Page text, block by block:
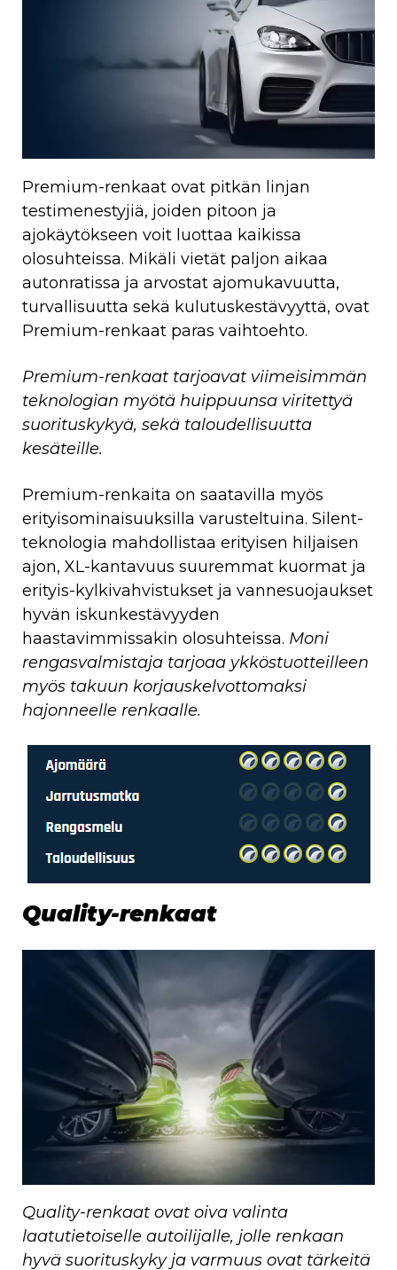
Premium-renkaat ovat pitkän linjan
testimenestyjiä, joiden pitoon ja
ajokäytökseen voit luottaa kaikissa
olosuhteissa. Mikäli vietät paljon aikaa
autonratissa ja arvostat ajomukavuutta,
turvallisuutta sekä kulutuskestävyyttä, ovat
Premium-renkaat paras vaihtoehto.
Premium-renkaat tarjoavat viimeisimmän
teknologian myötä huippuunsa viritettyä
suorituskykyä, sekä taloudellisuutta
kesäteille.
Premium-renkaita on saatavilla myös
erityisominaisuuksilla varusteltuina. Silent-
teknologia mahdollistaa erityisen hiljaisen
ajon, XL-kantavuus suuremmat kuormat ja
erityis-kylkivahvistukset ja vannesuojaukset
hyvän iskunkestävyyden
haastavimmissakin olosuhteissa. Moni
rengasvalmistaja tarjoaa ykköstuotteilleen
myös takuun korjauskelvottomaksi
hajonneelle renkaalle.
Quality-renkaat
Quality-renkaat ovat oiva valinta
laatutietoiselle autoilijalle, jolle renkaan
hyvä suorituskyky ja varmuus ovat tärkeitä